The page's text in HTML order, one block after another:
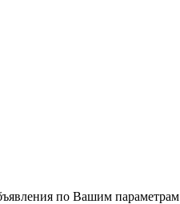
по Вашим параметрам